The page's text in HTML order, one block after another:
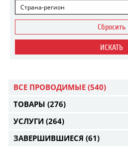
Страна-регион
Сбросить
ИСКАТЬ
ВСЕ ПРОВОДИМЫЕ (540)
ТОВАРЫ (276)
УСЛУГИ (264)
ЗАВЕРШИВШИЕСЯ (61)